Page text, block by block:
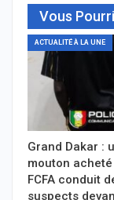
Vous
ACTUALITÉ À LA UNE
Grand Dakar :
mouton
FCFA conduit
suspects